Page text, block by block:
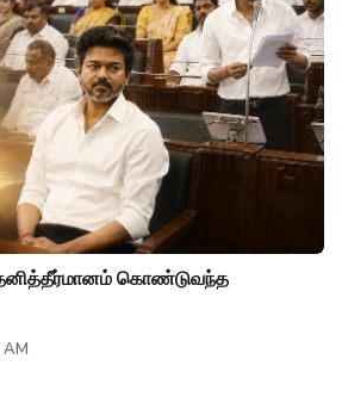
தனித்தீர்மானம் கொண்டுவந்த